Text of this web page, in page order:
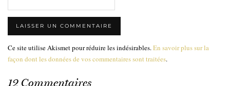
Ce site utilise Akismet pour réduire les indésirables.En savoir plus sur la
façon dont les données de vos commentaires sont traitées.
12 Commentaires